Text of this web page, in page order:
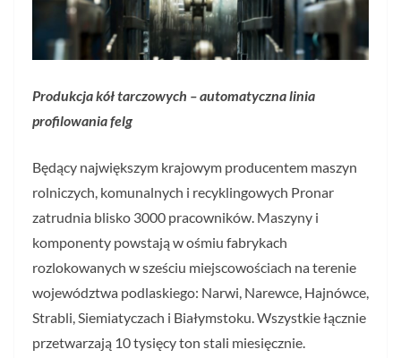
Produkcja kół tarczowych – automatyczna linia
profilowania felg
Będący największym krajowym producentem maszyn
rolniczych, komunalnych i recyklingowych Pronar
zatrudnia blisko 3000 pracowników. Maszyny i
komponenty powstają w ośmiu fabrykach
rozlokowanych w sześciu miejscowościach na terenie
województwa podlaskiego: Narwi, Narewce, Hajnówce,
Strabli, Siemiatyczach i Białymstoku. Wszystkie łącznie
przetwarzają 10 tysięcy ton stali miesięcznie.